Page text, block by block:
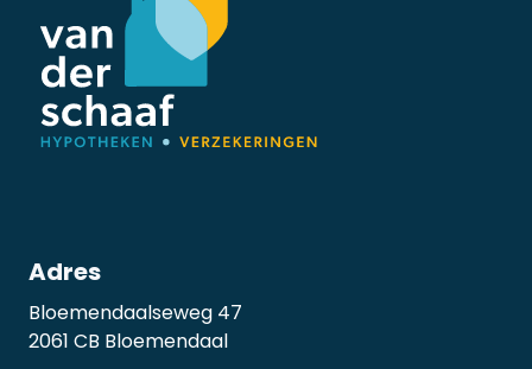
Adres
Bloemendaalseweg 47
2061 CB Bloemendaal